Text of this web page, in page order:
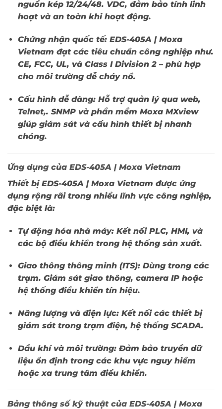
nguồn kép 12/24/48. VDC, đảm bảo tính linh
hoạt và an toàn khi hoạt động.
Chứng nhận quốc tế: EDS-405A | Moxa
Vietnam đạt các tiêu chuẩn công nghiệp như.
CE, FCC, UL, và Class I Division 2 – phù hợp
cho môi trường dễ cháy nổ.
Cấu hình dễ dàng:Hỗ trợ quản lý qua web,
Telnet,. SNMP và phần mềm Moxa MXview
giúp giám sát và cấu hình thiết bị nhanh
chóng.
Ứng dụng của EDS-405A | Moxa Vietnam
Thiết bị EDS-405A | Moxa Vietnam được ứng
dụng rộng rãi trong nhiều lĩnh vực công nghiệp,
đặc biệt là:
Tự động hóa nhà máy:Kết nối PLC, HMI, và
các bộ điều khiển trong hệ thống sản xuất.
Giao thông thông minh (ITS):Dùng trong các
trạm. Giám sát giao thông, camera IP hoặc
hệ thống điều khiển tín hiệu.
Năng lượng và điện lực:Kết nối các thiết bị
giám sát trong trạm điện, hệ thống SCADA.
Dầu khí và môi trường:Đảm bảo truyền dữ
liệu ổn định trong các khu vực nguy hiểm
hoặc xa trung tâm điều khiển.
Bảng thông số kỹ thuật của EDS-405A | Moxa